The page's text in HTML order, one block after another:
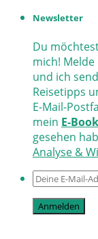
Newsletter
Du
mich!
und ich
Reisetipps
E-Mail-
mein E-Book
gesehen
Analyse &